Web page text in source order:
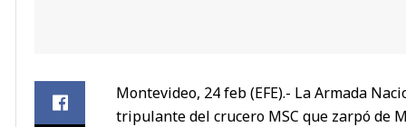
Montevideo, 24 feb (EFE).- La Armada
tripulante del crucero MSC que zarpó de